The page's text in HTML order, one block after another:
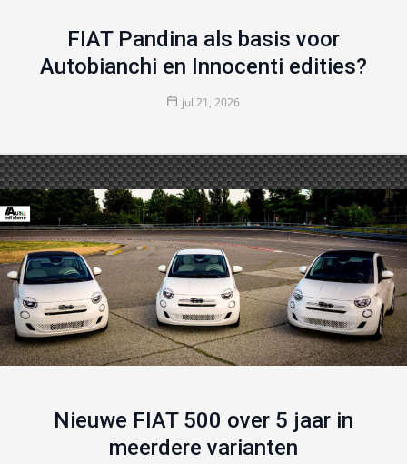
FIAT Pandina als basis voor
Autobianchi en Innocenti edities?
jul 21, 2026
Nieuwe FIAT 500 over 5 jaar in
meerdere varianten